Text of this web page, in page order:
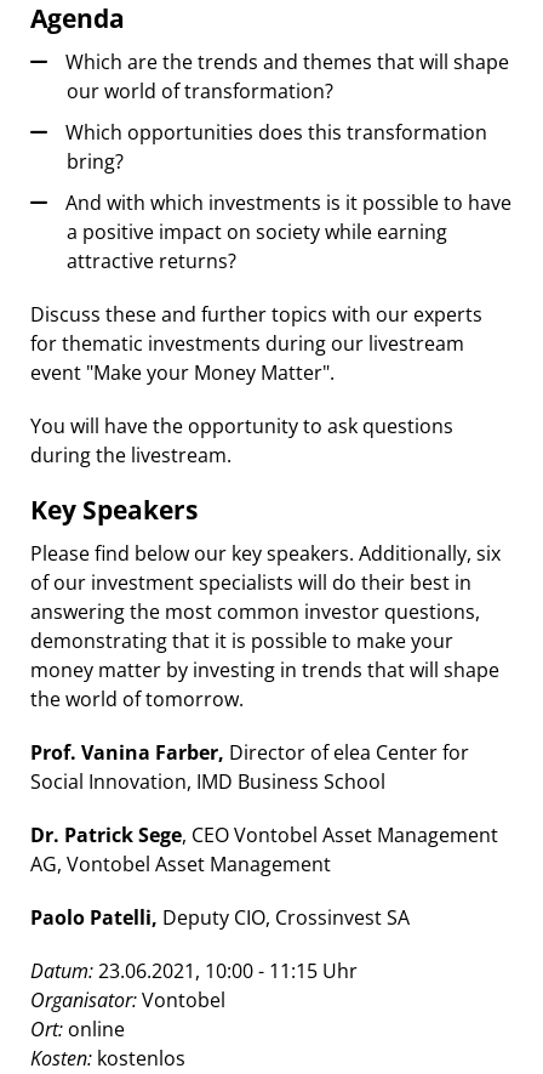
Agenda
Which are the trends and themes that will shape
our world of transformation?
Which opportunities does this transformation
bring?
And with which investments is it possible to have
a positive impact on society while earning
attractive returns?
Discuss these and further topics with our experts
for thematic investments during our livestream
event "Make your Money Matter".
You will have the opportunity to ask questions
during the livestream.
Key Speakers
Please find below our key speakers. Additionally, six
of our investment specialists will do their best in
answering the most common investor questions,
demonstrating that it is possible to make your
money matter by investing in trends that will shape
the world of tomorrow.
Prof. Vanina Farber, Director of elea Center for
Social Innovation, IMD Business School
Dr. Patrick Sege, CEO Vontobel Asset Management
AG, Vontobel Asset Management
Paolo Patelli, Deputy CIO, Crossinvest SA
Datum:23.06.2021, 10:00 - 11:15 Uhr
Organisator:Vontobel
Ort: online
Kosten: kostenlos